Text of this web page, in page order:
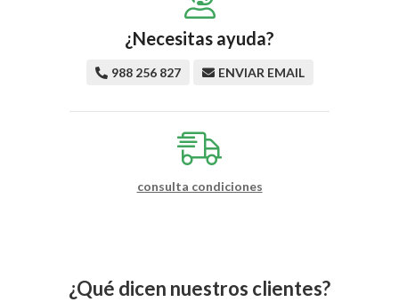
¿Necesitas ayuda?
988 256 827 ENVIAR EMAIL
consulta condiciones
¿Qué dicen nuestros clientes?